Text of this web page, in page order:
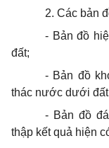
2. Các bản
- Bản đồ
đất;
- Bản đồ
thác nước dưới
- Bản đồ
thập kết quả hiện